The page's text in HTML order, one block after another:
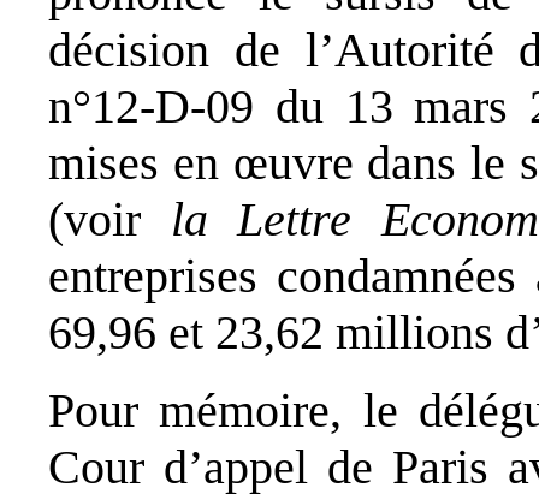
décision de l’Autorité
n°12-D-09 du 13 mars
mises en œuvre dans le
(voir la Lettre
entreprises
69,96 et 23,62 millions
Pour mémoire, le
Cour d’appel de Paris